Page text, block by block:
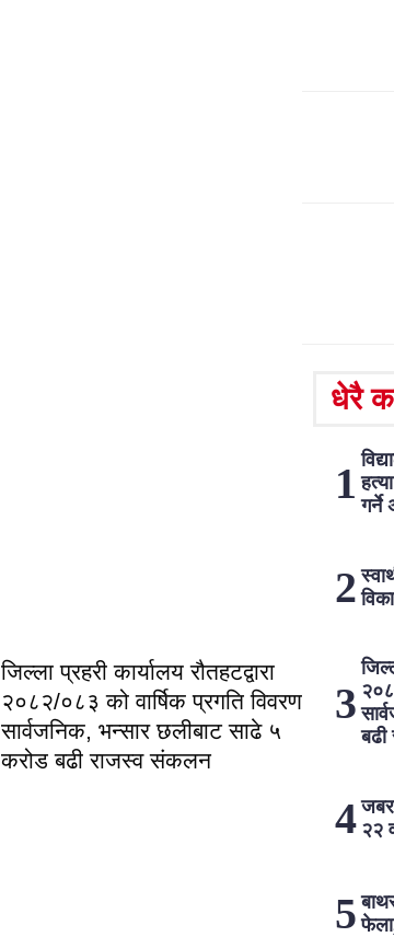
जिल्ला प्रहरी कार्यालय रौतहटद्वारा
२०८२/०८३ को वार्षिक प्रगति विवरण
सार्वजनिक, भन्सार छलीबाट साढे ५
करोड बढी राजस्व संकलन
धेरै
गर्ने
२२